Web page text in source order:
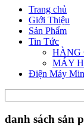
Trang chủ
Giới Thiệu
Sản Phẩm
Tin Tức
HÀNG
MÁY
Điện Máy
danh sách sản